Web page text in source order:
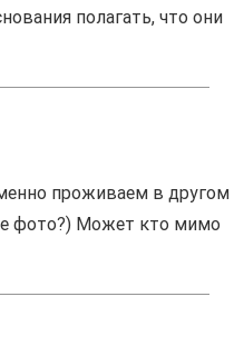
полагать, что они
проживаем в другом
фото?) Может кто мимо